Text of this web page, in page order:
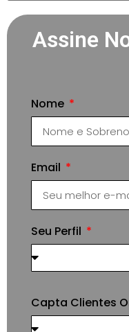
Assine
Nome
Email
Seu Perfil
Capta Clientes